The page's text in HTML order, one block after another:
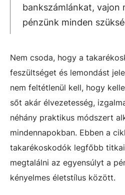
bankszámlánkat, vajon
pénzünk minden
Nem csoda, hogy a
feszültséget és lemondást
nem feltétlenül kell, hogy
sőt akár élvezetesség,
néhány praktikus módszert
mindennapokban. Ebben a
takarékoskodók legfőbb
megtalálni az egyensúlyt a
kényelmes életstílus között.